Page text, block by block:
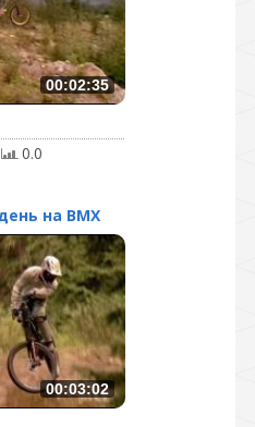
00:02:35
0.0
на BMX
00:03:02